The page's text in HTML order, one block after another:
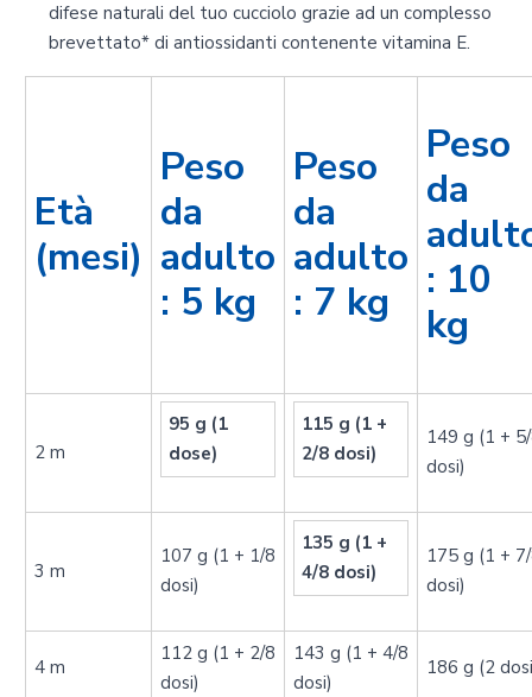
difese naturali del tuo cucciolo grazie ad un complesso
brevettato* di antiossidanti contenente vitamina E.
Età
(mesi)
Peso
da
adulto
: 5 kg
Peso
da
adulto
: 7 kg
Peso
da
: 10
kg
2 m
95 g (1
dose)
115 g (1 +
2/8 dosi)
149 g (1 +
dosi)
3 m
107 g (1 + 1/8
dosi)
135 g (1 +
4/8 dosi)
175 g (1 +
dosi)
4 m
112 g (1 + 2/8
dosi)
143 g (1 + 4/8
dosi)
186 g (2